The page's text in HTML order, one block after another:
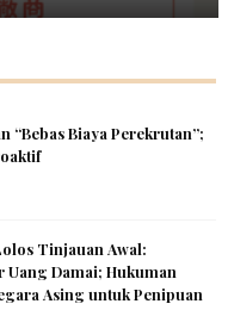
“Bebas Biaya Perekrutan”;
Tinjauan Awal:
Uang Damai; Hukuman
Asing untuk Penipuan